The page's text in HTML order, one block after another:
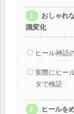
おしゃれ
識変化
ヒール神話
実際にヒー
タで検証
ヒールを